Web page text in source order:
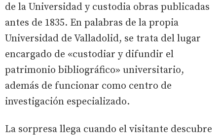
de la Universidad y custodia obras publicadas
antes de 1835. En palabras de la propia
Universidad de Valladolid, se trata del lugar
encargado de «custodiar y difundir el
patrimonio bibliográfico» universitario,
además de funcionar como centro de
investigación especializado.
La sorpresa llega cuando el visitante descubre